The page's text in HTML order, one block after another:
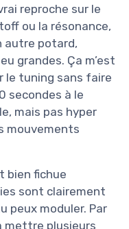
reproche sur le
ou la résonance,
autre potard,
grandes. Ça m’est
le tuning sans faire
secondes à le
mais pas hyper
mouvements
bien fichue
sont clairement
peux moduler. Par
mettre plusieurs